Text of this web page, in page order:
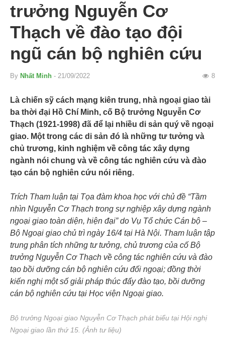
trưởng Nguyễn Cơ
Thạch về đào tạo đội
ngũ cán bộ nghiên cứu
By Nhất Minh - 21/09/2022 8
Là chiến sỹ cách mạng kiên trung, nhà ngoại giao tài
ba thời đại Hồ Chí Minh, cố Bộ trưởng Nguyễn Cơ
Thạch (1921-1998) đã để lại nhiều di sản quý về ngoại
giao. Một trong các di sản đó là những tư tưởng và
chủ trương, kinh nghiệm về công tác xây dựng
ngành nói chung và về công tác nghiên cứu và đào
tạo cán bộ nghiên cứu nói riêng.
Trích Tham luận tại Tọa đàm khoa học với chủ đề “Tầm
nhìn Nguyễn Cơ Thạch trong sự nghiệp xây dựng ngành
ngoại giao toàn diện, hiện đại” do Vụ Tổ chức Cán bộ –
Bộ Ngoại giao chủ trì ngày 16/4 tại Hà Nội. Tham luận tập
trung phân tích những tư tưởng, chủ trương của cố Bộ
trưởng Nguyễn Cơ Thạch về công tác nghiên cứu và đào
tạo bồi dưỡng cán bộ nghiên cứu đối ngoại; đồng thời
kiến nghị một số giải pháp thúc đẩy đào tạo, bồi dưỡng
cán bộ nghiên cứu tại Học viện Ngoại giao.
Bộ trưởng Ngoại giao Nguyễn Cơ Thạch phát biểu tại Hội nghị
Ngoại giao lần thứ 15. (Ảnh tư liệu)